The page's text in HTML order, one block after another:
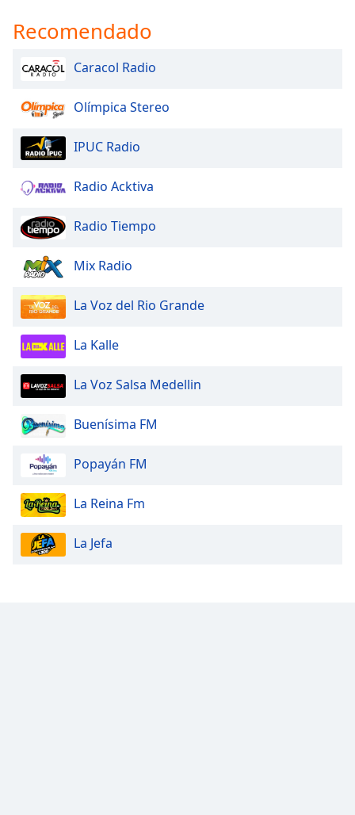
Recomendado
Caracol Radio
Olímpica Stereo
IPUC Radio
Radio Acktiva
Radio Tiempo
Mix Radio
La Voz del Rio Grande
La Kalle
La Voz Salsa Medellin
Buenísima FM
Popayán FM
La Reina Fm
La Jefa